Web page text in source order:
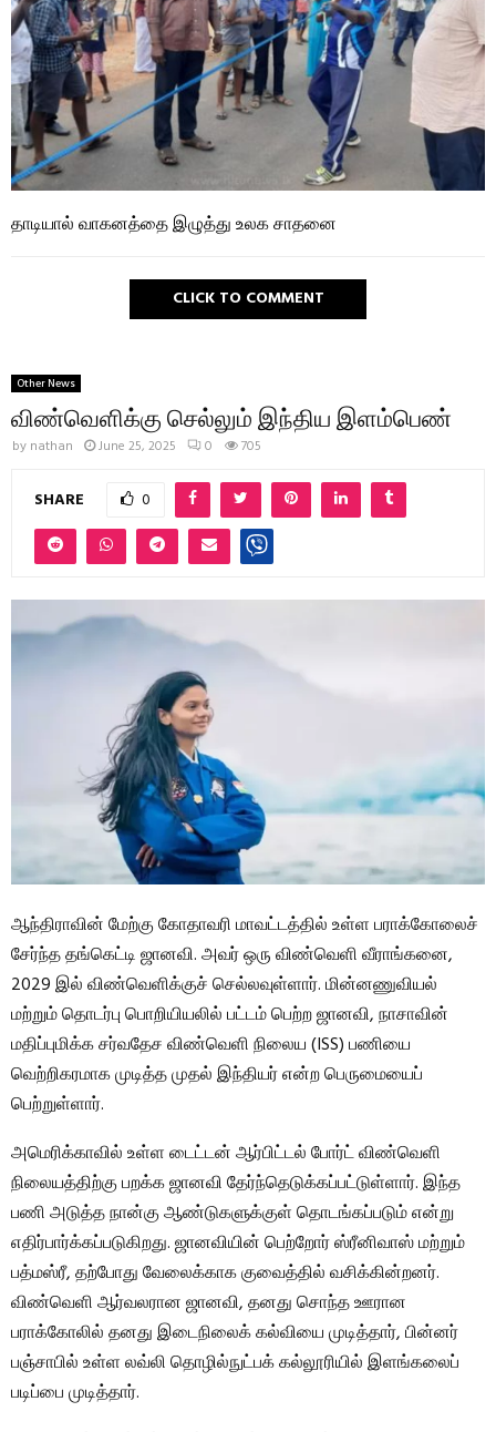
தாடியால் வாகனத்தை இழுத்து உலக சாதனை
CLICK TO COMMENT
Other News
விண்வெளிக்கு செல்லும் இந்திய இளம்பெண்
by nathan June 25, 2025 0 705
SHARE 0
ஆந்திராவின் மேற்கு கோதாவரி மாவட்டத்தில் உள்ள பராக்கோலைச்
சேர்ந்த தங்கெட்டி ஜானவி. அவர் ஒரு விண்வெளி வீராங்கனை,
2029 இல் விண்வெளிக்குச் செல்லவுள்ளார். மின்னணுவியல்
மற்றும் தொடர்பு பொறியியலில் பட்டம் பெற்ற ஜானவி, நாசாவின்
மதிப்புமிக்க சர்வதேச விண்வெளி நிலைய (ISS) பணியை
வெற்றிகரமாக முடித்த முதல் இந்தியர் என்ற பெருமையைப்
பெற்றுள்ளார்.
அமெரிக்காவில் உள்ள டைட்டன் ஆர்பிட்டல் போர்ட் விண்வெளி
நிலையத்திற்கு பறக்க ஜானவி தேர்ந்தெடுக்கப்பட்டுள்ளார். இந்த
பணி அடுத்த நான்கு ஆண்டுகளுக்குள் தொடங்கப்படும் என்று
எதிர்பார்க்கப்படுகிறது. ஜானவியின் பெற்றோர் ஸ்ரீனிவாஸ் மற்றும்
பத்மஸ்ரீ, தற்போது வேலைக்காக குவைத்தில் வசிக்கின்றனர்.
விண்வெளி ஆர்வலரான ஜானவி, தனது சொந்த ஊரான
பராக்கோலில் தனது இடைநிலைக் கல்வியை முடித்தார், பின்னர்
பஞ்சாபில் உள்ள லவ்லி தொழில்நுட்பக் கல்லூரியில் இளங்கலைப்
படிப்பை முடித்தார்.